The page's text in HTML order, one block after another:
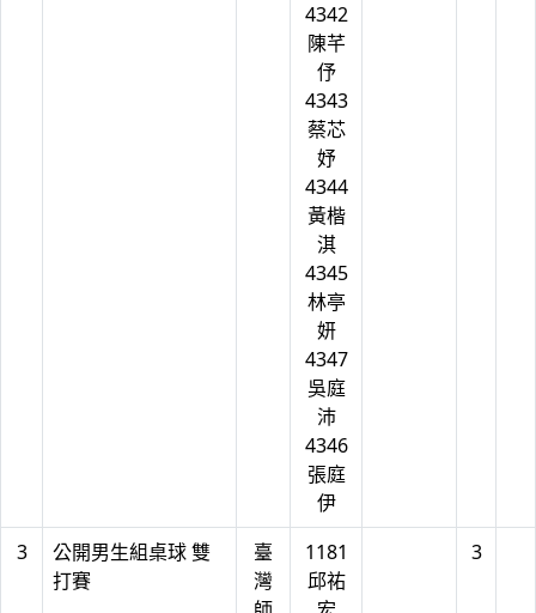
4342
陳芊
伃
4343
蔡芯
妤
4344
黃楷
淇
4345
林亭
妍
4347
吳庭
沛
4346
張庭
伊
3
公開男生組桌球 雙
打賽
臺
灣
1181
邱祐
3